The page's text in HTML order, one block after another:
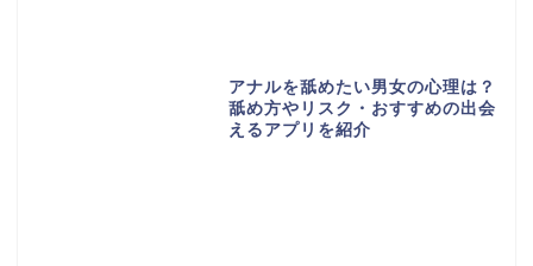
アナルを舐めたい男女の心理は？
舐め方やリスク・おすすめの出会
えるアプリを紹介